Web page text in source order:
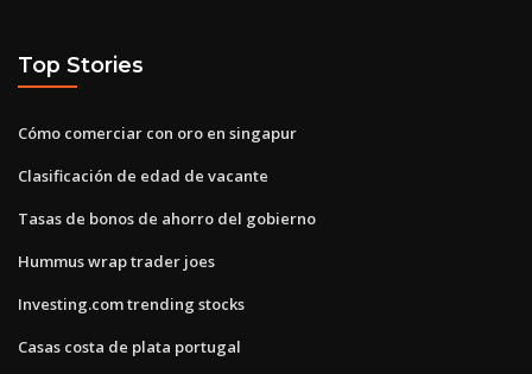
Top Stories
Cómo comerciar con oro en singapur
Clasificación de edad de vacante
Tasas de bonos de ahorro del gobierno
Hummus wrap trader joes
Investing.com trending stocks
Casas costa de plata portugal